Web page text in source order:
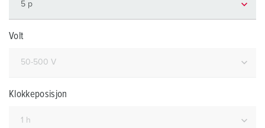
Volt
Klokkeposisjon